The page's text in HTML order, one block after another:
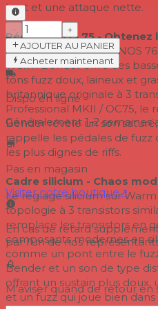
brut et une attaque nette.
Réglage NOS 75 -
Comparé au réglage NOS
Warm Bender offre des
tons fuzz doux, laineux et
britannique originale à 3
Professional MKII / OC75, le
Bender révèle un son
rappelle les pédales de
les plus dignes de riffs.
Cadre silicium - Chaos
Le réglage silicium sur
topologie à 3 transistors
remplace les transistors en
composants modernes en
comme un pont entre le
Bender et un son de type
offrant un sustain plus
et un fuzz qui joue bien dans
−
+
AJOUTER AU PANIER
Acheter maintenant
Dispo en ligne
Généralement 1-2 semaines
Pas en magasin
Visiter notre boutique↗
En cas de retard
par l'un de nos
M'aviser quand de retour en